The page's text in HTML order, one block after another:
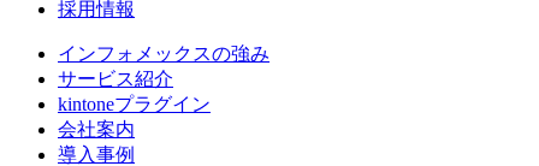
採用情報
インフォメックスの強み
サービス紹介
kintoneプラグイン
会社案内
導入事例